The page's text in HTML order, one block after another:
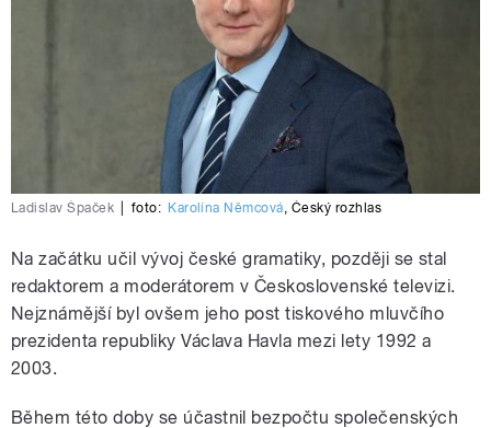
Ladislav Špaček foto: Karolína Němcová, Český rozhlas
Na začátku učil vývoj české gramatiky, později se stal
redaktorem a moderátorem v Československé televizi.
Nejznámější byl ovšem jeho post tiskového mluvčího
prezidenta republiky Václava Havla mezi lety 1992 a
2003.
Během této doby se účastnil bezpočtu společenských